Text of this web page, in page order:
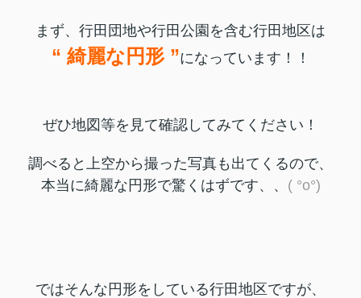
まず、行田団地や行田公園を含む行田地区は
“ 綺麗な円形 ”になっています！！
ぜひ地図等を見て確認してみてください！
調べると上空から撮った写真も出てくるので、
本当に綺麗な円形で驚くはずです、、 ( °o°)
ではそんな円形をしている行田地区ですが、